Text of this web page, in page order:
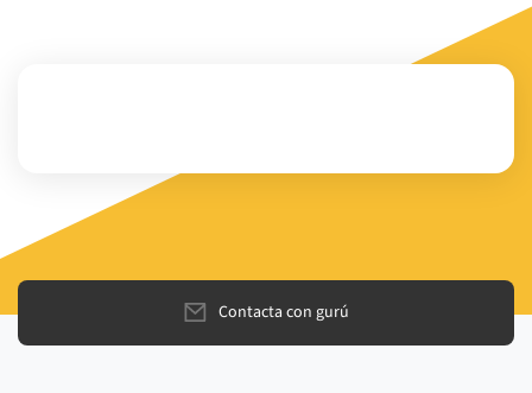
Contacta con gurú